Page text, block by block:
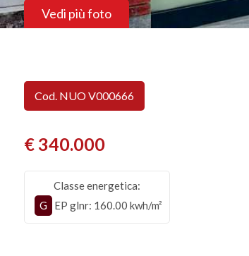
Vedi più foto
Cod. NUO V000666
€ 340.000
Classe energetica:
G
EP glnr: 160.00 kwh/m²